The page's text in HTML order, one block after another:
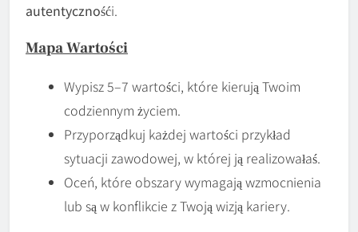
autentycznośći.
Mapa Wartości
Wypisz 5–7 wartości, które kierują Twoim
codziennym życiem.
Przyporządkuj każdej wartości przykład
sytuacji zawodowej, w której ją realizowałaś.
Oceń, które obszary wymagają wzmocnienia
lub są w konflikcie z Twoją wizją kariery.